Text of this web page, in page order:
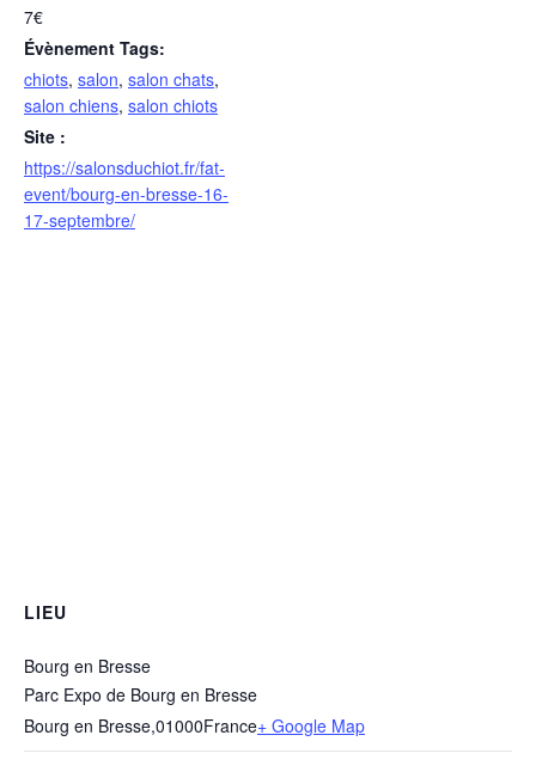
7€
Évènement Tags:
chiots, salon, salon chats,
salon chiens, salon chiots
Site :
https://salonsduchiot.fr/fat-
event/bourg-en-bresse-16-
17-septembre/
LIEU
Bourg en Bresse
Parc Expo de Bourg en Bresse
Bourg en Bresse,01000France+ Google Map